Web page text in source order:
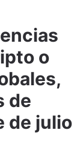
o
de
de julio